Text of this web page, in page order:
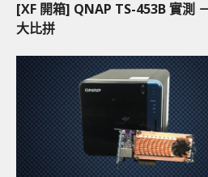
[XF 開箱] QNAP TS-453B 實測
大比拼